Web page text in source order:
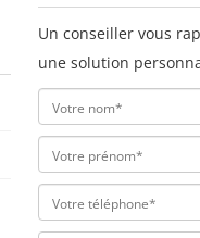
Un conseiller vous
une solution